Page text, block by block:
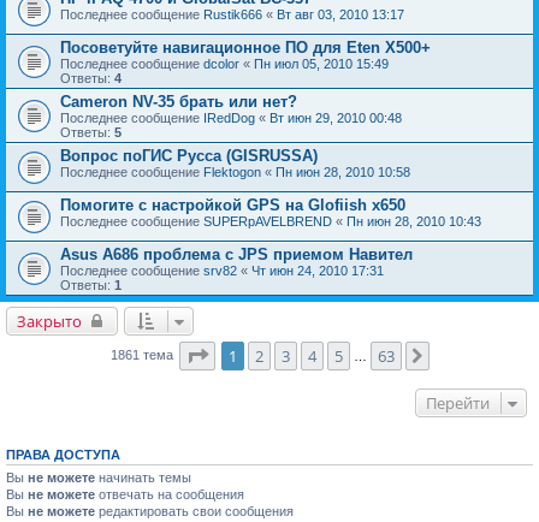
Последнее сообщение Rustik666 « Вт авг 03, 2010 13:17
Посоветуйте навигационное ПО для Eten X500+
Последнее сообщение dcolor « Пн июл 05, 2010 15:49
Ответы: 4
Cameron NV-35 брать или нет?
Последнее сообщение IRedDog « Вт июн 29, 2010 00:48
Ответы: 5
Вопрос поГИС Русса (GISRUSSA)
Последнее сообщение Flektogon « Пн июн 28, 2010 10:58
Помогите с настройкой GPS на Glofiish x650
Последнее сообщение SUPERpAVELBREND « Пн июн 28, 2010 10:43
Asus A686 проблема с JPS приемом Навител
Последнее сообщение srv82 « Чт июн 24, 2010 17:31
Ответы: 1
Закрыто
1861 тема Страница1 из
1 2 3 4 5 63
Перейти
ПРАВА ДОСТУПА
Вы не можете начинать темы
Вы не можете отвечать на сообщения
Вы не можете редактировать свои сообщения